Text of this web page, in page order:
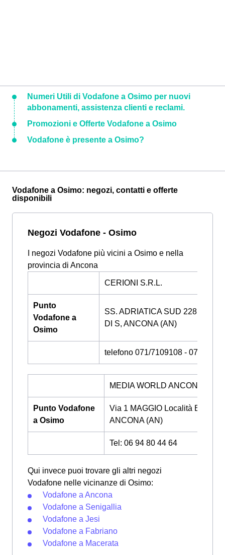
Numeri Utili di Vodafone a Osimo per nuovi
abbonamenti, assistenza clienti e reclami.
Promozioni e Offerte Vodafone a Osimo
Vodafone è presente a Osimo?
Vodafone a Osimo: negozi, contatti e offerte
disponibili
Negozi Vodafone - Osimo
I negozi Vodafone più vicini a Osimo e nella
provincia di Ancona
CERIONI S.R.L.
Punto
Vodafone a
Osimo
SS. ADRIATICA SUD 228
DI S, ANCONA (AN)
telefono 071/7109108 -
MEDIA WORLD ANCONA-I035
Punto Vodafone
a Osimo
Via 1 MAGGIO Località
ANCONA (AN)
Tel: 06 94 80 44 64
Qui invece puoi trovare gli altri negozi
Vodafone nelle vicinanze di Osimo:
Vodafone a Ancona
Vodafone a Senigallia
Vodafone a Jesi
Vodafone a Fabriano
Vodafone a Macerata